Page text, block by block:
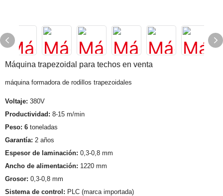
Máquina trapezoidal para techos en venta
máquina formadora de rodillos trapezoidales
Voltaje: 380V
Productividad: 8-15 m/min
Peso: 6 toneladas
Garantía: 2 años
Espesor de laminación: 0,3-0,8 mm
Ancho de alimentación: 1220 mm
Grosor: 0,3-0,8 mm
Sistema de control: PLC (marca importada)